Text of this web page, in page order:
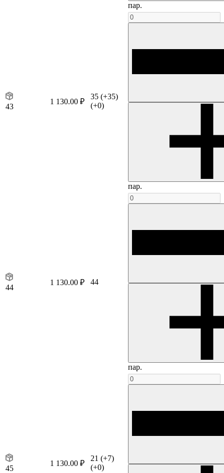
пар.
43
1 130.00 ₽
35 (+35)
(+0)
пар.
44
1 130.00 ₽ 44
пар.
45
1 130.00 ₽
21 (+7)
(+0)